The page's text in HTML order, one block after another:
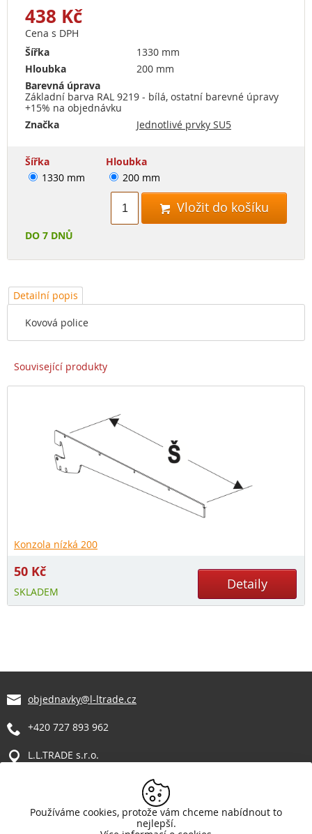
438 Kč
Cena s DPH
Šířka
1330 mm
Hloubka
200 mm
Barevná úprava
Základní barva RAL 9219 - bílá, ostatní barevné úpravy
+15% na objednávku
Značka
Jednotlivé prvky SU5
Šířka
1330 mm
Hloubka
200 mm
 Vložit do košíku
DO 7 DNŮ
Detailní popis
Kovová police
Související produkty
Konzola nízká 200
50 Kč
SKLADEM Detaily
objednavky@l-ltrade.cz
+420 727 893 962
L.L.TRADE s.r.o.
Vše o nákupu
Používáme cookies, protože vám chceme nabídnout to
nejlepší.